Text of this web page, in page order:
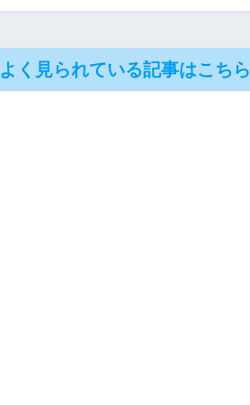
よく見られている記事はこちら